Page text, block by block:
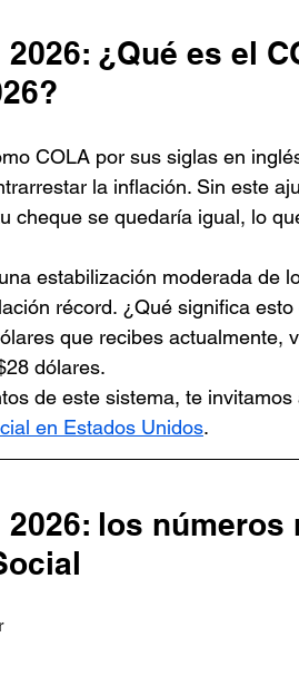
¿Qué es el
COLA por sus siglas en
la inflación. Sin este
cheque se quedaría igual, lo
estabilización moderada de
récord. ¿Qué significa
que recibes actualmente,
dólares.
de este sistema, te invitamos
en Estados Unidos.
los números